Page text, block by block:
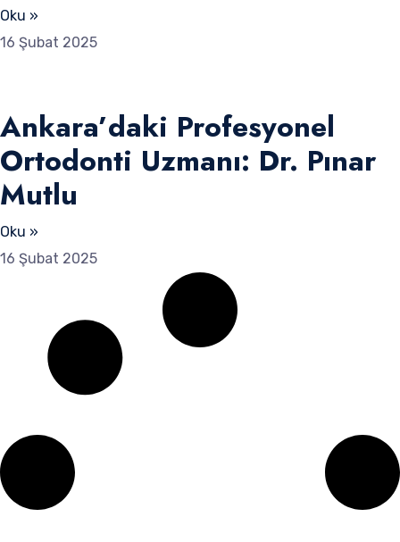
Oku »
16 Şubat 2025
Ankara’daki Profesyonel
Ortodonti Uzmanı: Dr. Pınar
Mutlu
Oku »
16 Şubat 2025